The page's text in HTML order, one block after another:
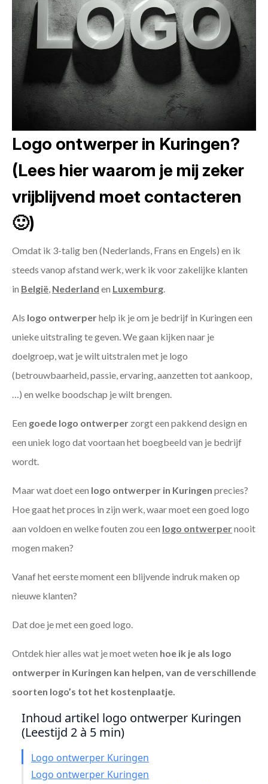
Logo ontwerper in Kuringen?
(Lees hier waarom je mij zeker
vrijblijvend moet contacteren
🙂)
Omdat ik 3-talig ben (Nederlands, Frans en Engels) en ik
steeds vanop afstand werk, werk ik voor zakelijke klanten
in België, Nederland en Luxemburg.
Als logo ontwerperhelp ik je om je bedrijf in Kuringen een
unieke uitstraling te geven. We gaan kijken naar je
doelgroep, wat je wilt uitstralen met je logo
(betrouwbaarheid, passie, ervaring, aanzetten tot aankoop,
…) en welke boodschap je wilt brengen.
Een goede logo ontwerper zorgt een pakkend design en
een uniek logo dat voortaan het boegbeeld van je bedrijf
wordt.
Maar wat doet een logo ontwerper in Kuringen precies?
Hoe gaat het proces in zijn werk, waar moet een goed logo
aan voldoen en welke fouten zou een logo ontwerpernooit
mogen maken?
Vanaf het eerste moment een blijvende indruk maken op
nieuwe klanten?
Dat doe je met een goed logo.
Ontdek hier alles wat je moet weten hoe ik je als logo
ontwerper in Kuringen kan helpen, van de verschillende
soorten logo’s tot het kostenplaatje.
Inhoud artikel logo ontwerper Kuringen
(Leestijd 2 à 5 min)
Logo ontwerper Kuringen
Logo ontwerper Kuringen